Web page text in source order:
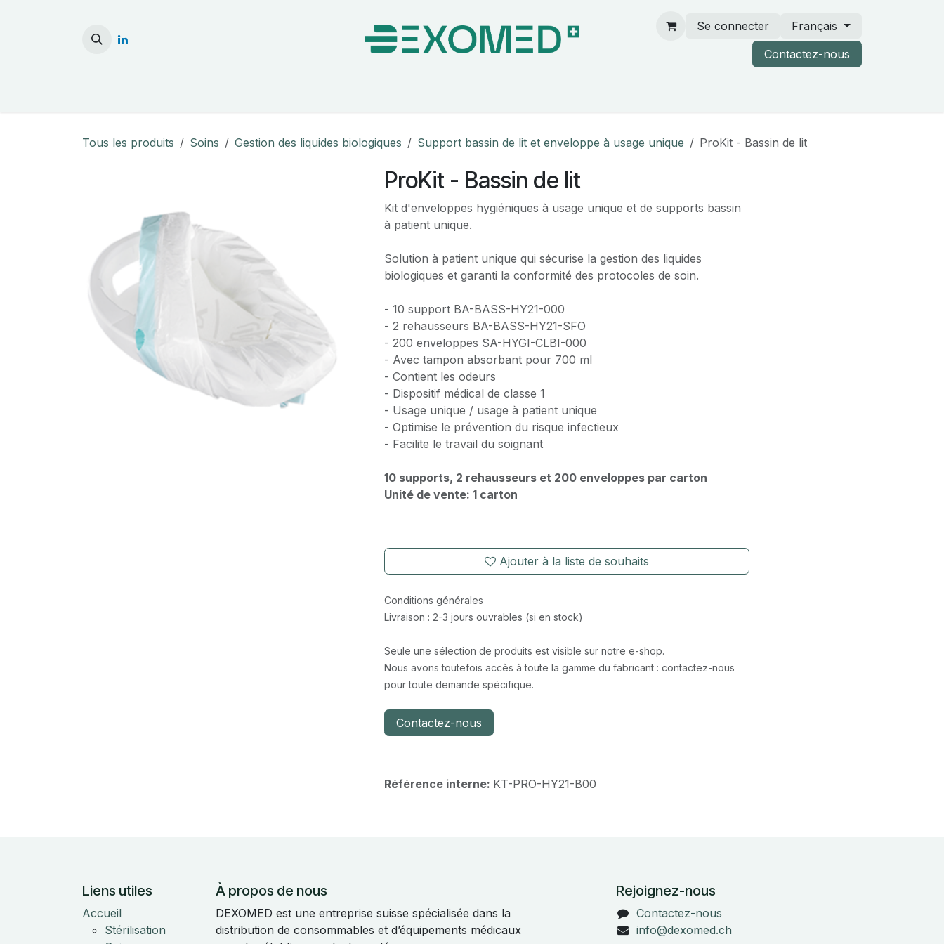
Se connecter
Français
Contactez-nous
Tous les produits Soins Gestion des liquides biologiques Support bassin de lit et enveloppe à usage unique ProKit - Bassin de lit
ProKit - Bassin de lit
Kit d'enveloppes hygiéniques à usage unique et de supports bassin
à patient unique.
Solution à patient unique qui sécurise la gestion des liquides
biologiques et garanti la conformité des protocoles de soin.
- 10 support BA-BASS-HY21-000
- 2 rehausseurs BA-BASS-HY21-SFO
- 200 enveloppes SA-HYGI-CLBI-000
- Avec tampon absorbant pour 700 ml
- Contient les odeurs
- Dispositif médical de classe 1
- Usage unique / usage à patient unique
- Optimise le prévention du risque infectieux
- Facilite le travail du soignant
10 supports, 2 rehausseurs et 200 enveloppes par carton
Unité de vente: 1 carton
Ajouter à la liste de souhaits
Conditions générales
Livraison : 2-3 jours ouvrables (si en stock)
Seule une sélection de produits est visible sur notre e-shop.
Nous avons toutefois accès à toute la gamme du fabricant : contactez-nous
pour toute demande spécifique.
Contactez-nous
Référence interne: KT-PRO-HY21-B00
Liens utiles
Accueil
Stérilisation
À propos de nous
DEXOMED est une entreprise suisse spécialisée dans la
distribution de consommables et d’équipements médicaux
Rejoignez-nous
Contactez-nous
info@dexomed.ch